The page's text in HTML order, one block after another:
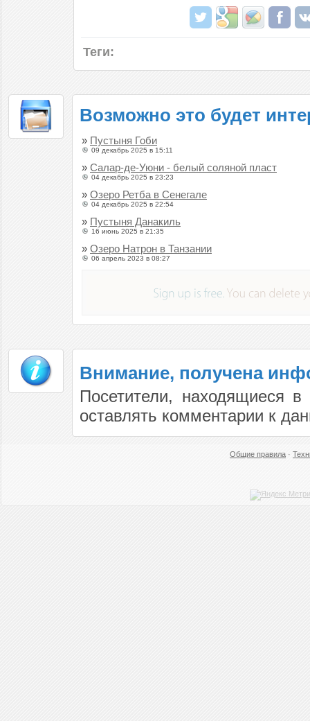
Теги:
Возможно это будет
» Пустыня Гоби
09 декабрь 2025 в 15:11
» Салар-де-Уюни - белый соляной пласт
04 декабрь 2025 в 23:23
» Озеро Ретба в Сенегале
04 декабрь 2025 в 22:54
» Пустыня Данакиль
16 июнь 2025 в 21:35
» Озеро Натрон в Танзании
06 апрель 2023 в 08:27
Внимание, получена
Посетители, находящиеся
оставлять комментарии к
Общие правила ·